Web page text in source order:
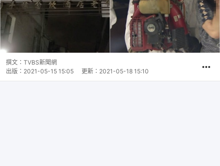
撰文： TVBS新聞網
出版： 2021-05-15 15:05 更新： 2021-05-18 15:10